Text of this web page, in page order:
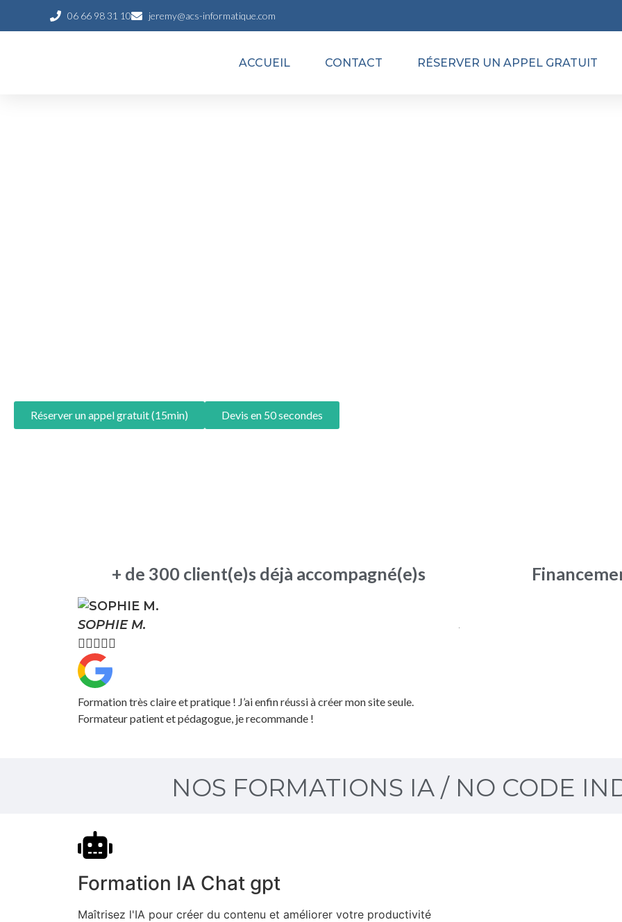
06 66 98 31 10 jeremy@acs-informatique.com
ACCUEIL CONTACT RÉSERVER UN APPEL GRATUIT
Réserver un appel gratuit (15min) Devis en 50 secondes
+ de 300 client(e)s déjà accompagné(e)s
SOPHIE M.

Formation très claire et pratique ! J’ai enfin réussi à créer mon site seule.
Formateur patient et pédagogue, je recommande !
NOS FORMATIONS IA / NO CODE
Formation IA Chat gpt
Maîtrisez l'IA pour créer du contenu et améliorer votre productivité